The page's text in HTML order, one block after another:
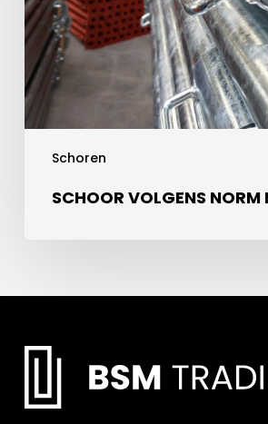
Schoren
SCHOOR VOLGENS NORM